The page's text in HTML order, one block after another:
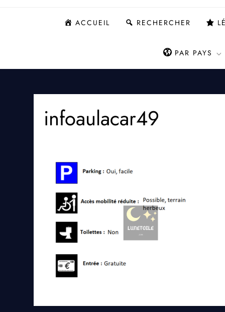
ACCUEIL RECHERCHER
PAR PAYS
infoaulacar49